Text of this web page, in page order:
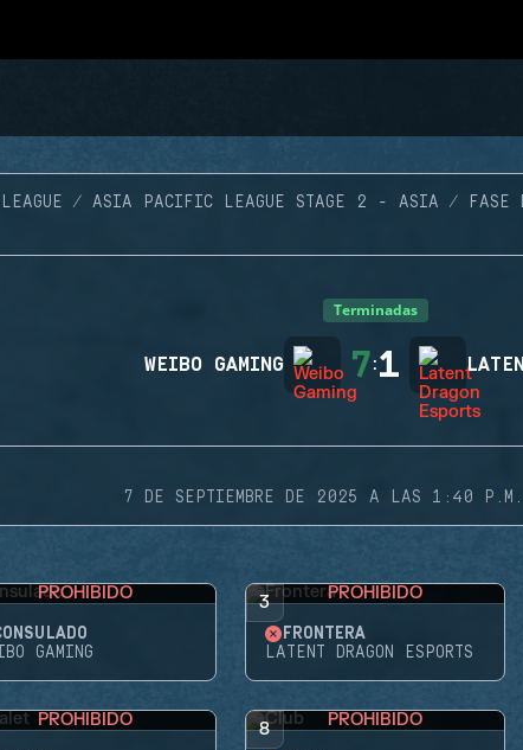
ASIA PACIFIC LEAGUE STAGE 2 - ASIA FASE
Terminadas
WEIBO GAMING 7:1
7 DE SEPTIEMBRE DE 2025 A LAS 1:40 P.M.
PROHIBIDO
GAMING
3 PROHIBIDO
FRONTERA
LATENT DRAGON ESPORTS
PROHIBIDO 8 PROHIBIDO